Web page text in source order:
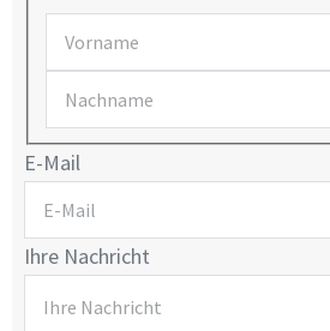
E-Mail
Ihre Nachricht